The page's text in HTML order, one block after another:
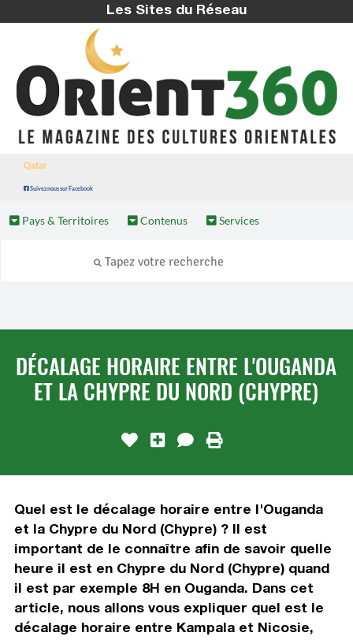
Les Sites du Réseau
Qatar
Suivez nous sur Facebook
Pays & Territoires Contenus Services
DÉCALAGE HORAIRE ENTRE L'OUGANDA
ET LA CHYPRE DU NORD (CHYPRE)
Quel est le décalage horaire entre l'Ouganda
et la Chypre du Nord (Chypre) ? Il est
important de le connaître afin de savoir quelle
heure il est en Chypre du Nord (Chypre) quand
il est par exemple 8H en Ouganda. Dans cet
article, nous allons vous expliquer quel est le
décalage horaire entre Kampala et Nicosie,